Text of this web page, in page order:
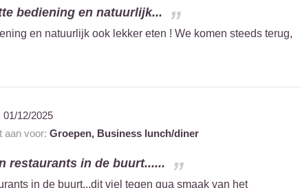
bediening en natuurlijk...
en natuurlijk ook lekker eten ! We komen steeds terug,
01/12/2025
aan voor: Groepen, Business lunch/diner
restaurants in de buurt......
in de buurt...dit viel tegen qua smaak van het